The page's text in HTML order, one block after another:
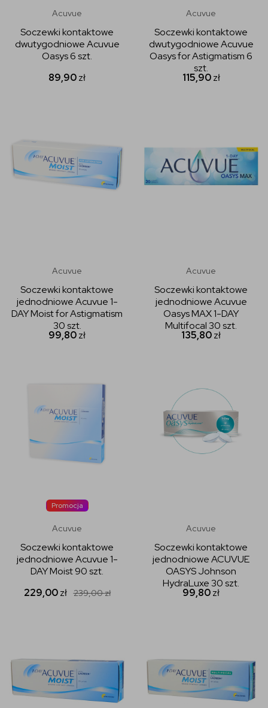
Acuvue
Soczewki kontaktowe
dwutygodniowe Acuvue
Oasys 6 szt.
89,90zł
Acuvue
Soczewki kontaktowe
dwutygodniowe Acuvue
Oasys for Astigmatism 6
szt.
115,90zł
Acuvue
Soczewki kontaktowe
jednodniowe Acuvue 1-
DAY Moist for Astigmatism
30 szt.
99,80zł
Acuvue
Soczewki kontaktowe
jednodniowe Acuvue
Oasys MAX 1-DAY
Multifocal 30 szt.
135,80zł
Promocja
Acuvue
Soczewki kontaktowe
jednodniowe Acuvue 1-
DAY Moist 90 szt.
229,00zł 239,00zł
Acuvue
Soczewki kontaktowe
jednodniowe ACUVUE
OASYS Johnson
HydraLuxe 30 szt.
99,80zł